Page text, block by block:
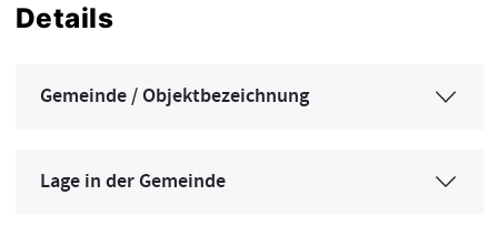
Details
Gemeinde / Objektbezeichnung
Lage in der Gemeinde